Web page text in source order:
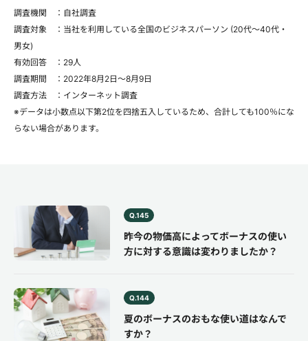
調査機関 ：自社調査
調査対象 ：当社を利用している全国のビジネスパーソン (20代～40代・
男女)
有効回答 ：29人
調査期間 ：2022年8月2日～8月9日
調査方法 ：インターネット調査
※データは小数点以下第2位を四捨五入しているため、合計しても100％にな
らない場合があります。
Q.145
昨今の物価高によってボーナスの使い
方に対する意識は変わりましたか？
Q.144
夏のボーナスのおもな使い道はなんで
すか？